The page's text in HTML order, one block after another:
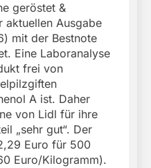
geröstet &
aktuellen Ausgabe
mit der Bestnote
Eine Laboranalyse
frei von
A ist. Daher
von Lidl für ihre
„sehr gut“. Der
Euro für 500
Euro/Kilogramm).